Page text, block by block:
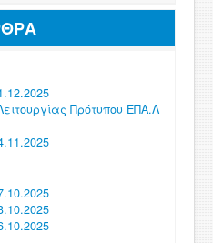
Πρότυπου ΕΠΑ.Λ